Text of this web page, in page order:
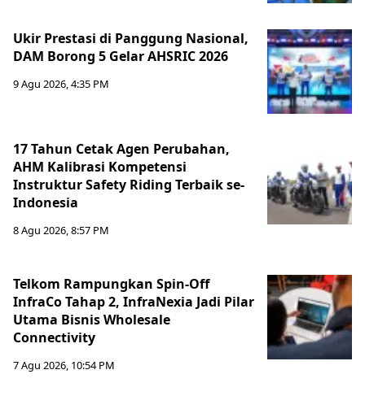
Ukir Prestasi di Panggung Nasional,
DAM Borong 5 Gelar AHSRIC 2026
9 Agu 2026, 4:35 PM
17 Tahun Cetak Agen Perubahan,
AHM Kalibrasi Kompetensi
Instruktur Safety Riding Terbaik se-
Indonesia
8 Agu 2026, 8:57 PM
Telkom Rampungkan Spin-Off
InfraCo Tahap 2, InfraNexia Jadi Pilar
Utama Bisnis Wholesale
Connectivity
7 Agu 2026, 10:54 PM